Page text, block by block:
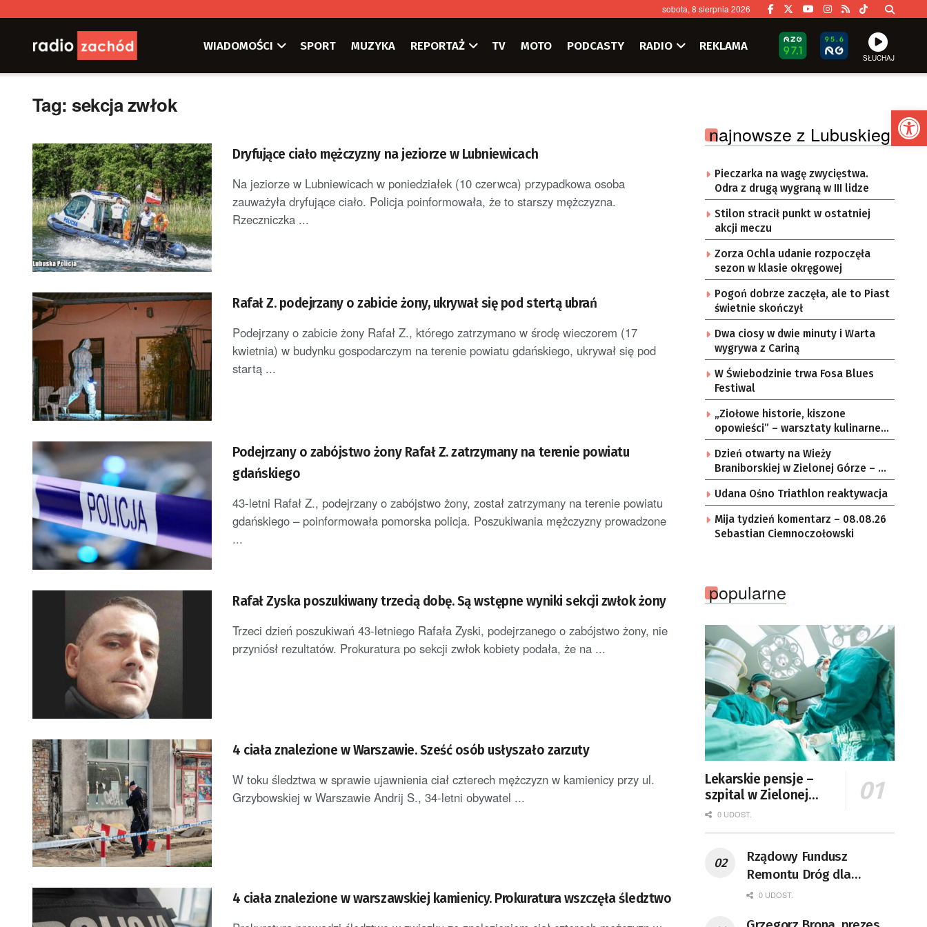
sobota, 8 sierpnia 2026
WIADOMOŚCI SPORT MUZYKA REPORTAŻ TV MOTO PODCASTY RADIO REKLAMA
SŁUCHAJ
Tag: sekcja zwłok
Dryfujące ciało mężczyzny na jeziorze w Lubniewicach
Na jeziorze w Lubniewicach w poniedziałek (10 czerwca) przypadkowa osoba
zauważyła dryfujące ciało. Policja poinformowała, że to starszy mężczyzna.
Rzeczniczka ...
Rafał Z. podejrzany o zabicie żony, ukrywał się pod stertą ubrań
Podejrzany o zabicie żony Rafał Z., którego zatrzymano w środę wieczorem (17
kwietnia) w budynku gospodarczym na terenie powiatu gdańskiego, ukrywał się pod
startą ...
Podejrzany o zabójstwo żony Rafał Z. zatrzymany na terenie powiatu
gdańskiego
43-letni Rafał Z., podejrzany o zabójstwo żony, został zatrzymany na terenie powiatu
gdańskiego – poinformowała pomorska policja. Poszukiwania mężczyzny prowadzone
...
Rafał Zyska poszukiwany trzecią dobę. Są wstępne wyniki sekcji zwłok żony
Trzeci dzień poszukiwań 43-letniego Rafała Zyski, podejrzanego o zabójstwo żony, nie
przyniósł rezultatów. Prokuratura po sekcji zwłok kobiety podała, że na ...
4 ciała znalezione w Warszawie. Sześć osób usłyszało zarzuty
W toku śledztwa w sprawie ujawnienia ciał czterech mężczyzn w kamienicy przy ul.
Grzybowskiej w Warszawie Andrij S., 34-letni obywatel ...
4 ciała znalezione w warszawskiej kamienicy. Prokuratura wszczęła śledztwo
najnowsze z Lubuskiego
Pieczarka na wagę zwycięstwa.
Odra z drugą wygraną w III lidze
Stilon stracił punkt w ostatniej
akcji meczu
Zorza Ochla udanie rozpoczęła
sezon w klasie okręgowej
Pogoń dobrze zaczęła, ale to Piast
świetnie skończył
Dwa ciosy w dwie minuty i Warta
wygrywa z Cariną
W Świebodzinie trwa Fosa Blues
Festiwal
„Ziołowe historie, kiszone
opowieści” – warsztaty kulinarne w
zielonogórskich sołectwach
Dzień otwarty na Wieży
Braniborskiej w Zielonej Górze – po
raz ostatni w tym roku
Udana Ośno Triathlon reaktywacja
Mija tydzień komentarz – 08.08.26
Sebastian Ciemnoczołowski
popularne
Lekarskie pensje –
szpital w Zielonej
Górze podaje dane
0 UDOST.
Rządowy Fundusz
Remontu Dróg dla
województwa lubuskiego
0 UDOST.